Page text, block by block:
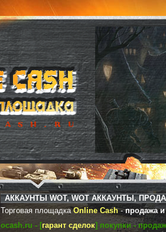
АККАУНТЫ WOT, WOT АККАУНТЫ,
Торговая площадкаOnline Cash-продажа и
ocash.ru - [гарант сделок] покупки -